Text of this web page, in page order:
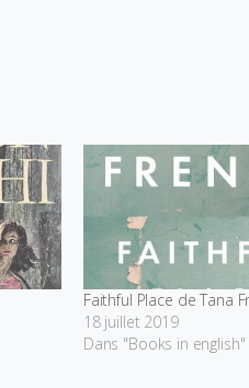
Faithful Place de Tana
18 juillet 2019
Dans "Books in english"